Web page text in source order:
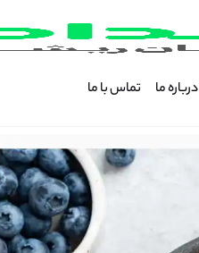
درباره ما تماس با ما0904-5478882